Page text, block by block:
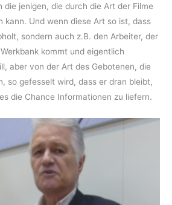
die jenigen, die durch die Art der Filme
kann. Und wenn diese Art so ist, dass
sondern auch z.B. den Arbeiter, der
kommt und eigentlich
aber von der Art des Gebotenen, die
so gefesselt wird, dass er dran bleibt,
die Chance Informationen zu liefern.